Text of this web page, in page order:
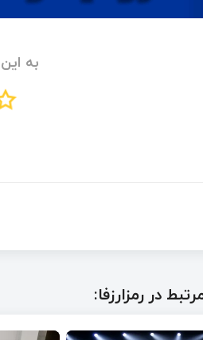
به
در رمزارزفا: